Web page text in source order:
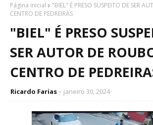
Página inicial
"BIEL" É PRESO SUSPEITO DE SER
CENTRO DE PEDREIRAS
"BIEL" É PRESO
SER AUTOR DE
CENTRO DE
Ricardo Farias janeiro 30, 2024